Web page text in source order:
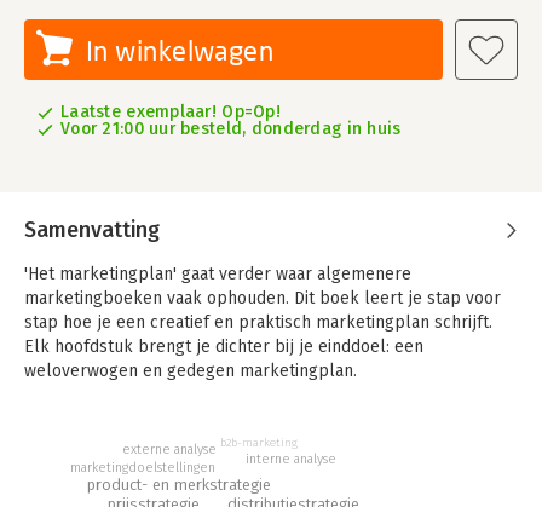
In winkelwagen
Laatste exemplaar! Op=Op!
Voor 21:00 uur besteld, donderdag in huis
Samenvatting
'Het marketingplan' gaat verder waar algemenere
marketingboeken vaak ophouden. Dit boek leert je stap voor
stap hoe je een creatief en praktisch marketingplan schrijft.
Elk hoofdstuk brengt je dichter bij je einddoel: een
weloverwogen en gedegen marketingplan.
dat aan het begin van elk hoofdstuk terugkeert, zodat je
precies weet waar je bent in het proces. Daarnaast zijn de
checklists verbeterd, met daarin nuttige vragen die iedereen
product- en merkstrategie
marketingdoelstellingen
externe analyse b2b-marketing
interne analyse